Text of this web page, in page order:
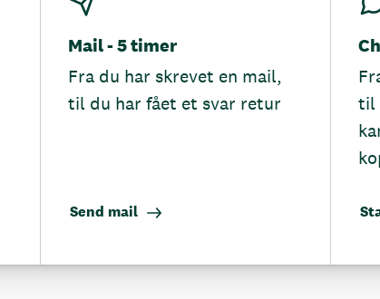
Mail - 5 timer
Fra du har skrevet en mail,
til du har fået et svar retur
Send mail
til